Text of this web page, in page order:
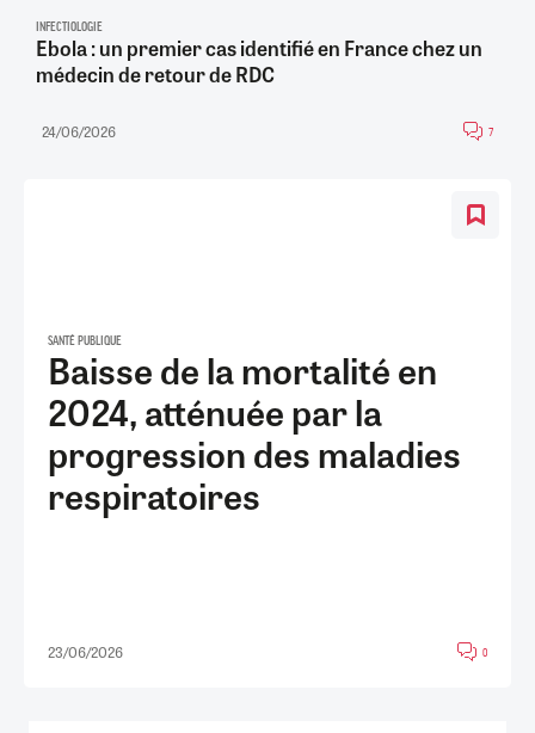
INFECTIOLOGIE
Ebola : un premier cas identifié en France chez un
médecin de retour de RDC
24/06/2026 7
SANTÉ PUBLIQUE
Baisse de la mortalité en
2024, atténuée par la
progression des maladies
respiratoires
23/06/2026 0